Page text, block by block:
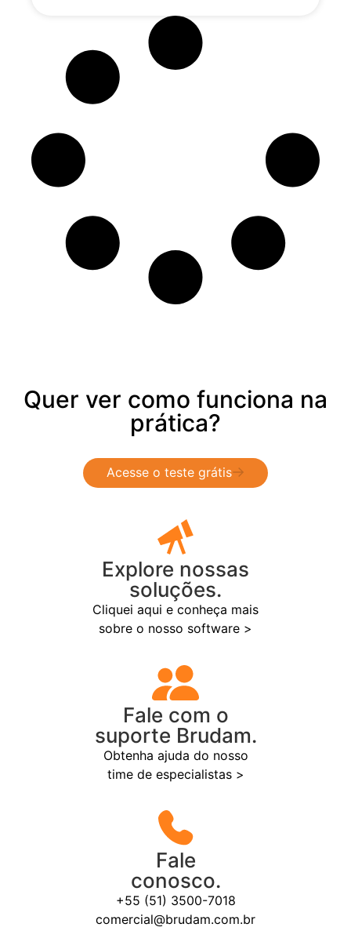
Quer ver como funciona na
prática?
Acesse o teste grátis
Explore nossas
soluções.
Cliquei aqui e conheça mais
sobre o nosso software >
Fale com o
suporte Brudam.
Obtenha ajuda do nosso
time de especialistas >
Fale
conosco.
+55 (51) 3500-7018
comercial@brudam.com.br